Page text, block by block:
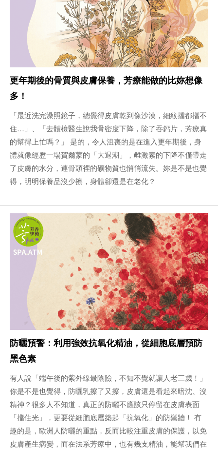
更年期後的骨質與皮膚保養，芳療能做的比妳想像
多！
「最近洗完澡照鏡子，總覺得皮膚乾到像沙漠，細紋擋都擋不
住…」、「去體檢醫生說我骨密度下降，除了吞鈣片，芳療真
的幫得上忙嗎？」 是的，令人沮喪的是在進入更年期後，身
體就像經歷一場賀爾蒙的「大退潮」，雌激素的下降不僅帶走
了皮膚的水分，連骨頭裡的礦物質也悄悄流失。妳是不是也覺
得，明明保養品沒少擦，身體卻還是在老化？
防曬預警：利用強效抗氧化精油，從細胞底層預防
黑色素
有人說「端午後的紫外線最陰險，不知不覺就讓人老三歲！」
你是不是也覺得，防曬乳擦了又擦，皮膚還是看起來暗沈、沒
精神？很多人不知道，真正的防曬不應該只停留在皮膚表面
「擋住光」，更要從細胞底層築起「抗氧化」的防禦牆！ 有
趣的是，歐洲人防曬的重點，反而比較注重皮膚的保護，以免
皮膚產生病變，而在法系芳療中，也有幾支精油，能幫我們在